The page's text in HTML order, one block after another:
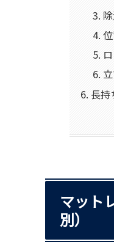
長持
マット
別）